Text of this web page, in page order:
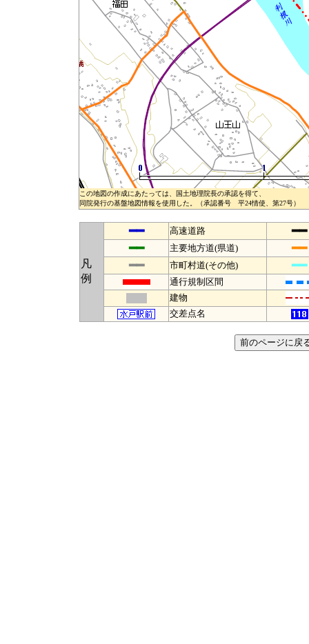
この地図の作成にあたっては、国土地理院長の承認を得て、
同院発行の基盤地図情報を使用した。（承認番号 平24情使、第27号）
凡
例
━━ 高速道路
━━
━━
主要地方道(県道)
━━
━━
市町村道(その他) ━━
通行規制区間
建物
交差点名